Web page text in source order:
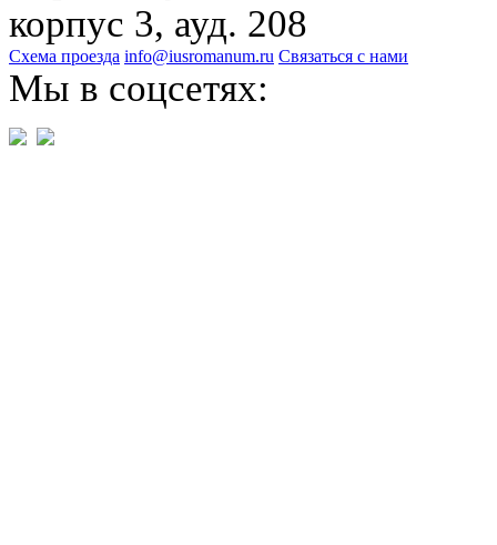
корпус 3, ауд. 208
Схема проезда info@iusromanum.ru Связаться с нами
Мы в соцсетях: